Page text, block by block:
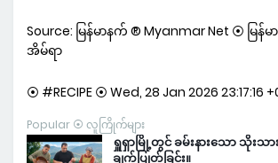
Source: မြန်မာနက် ® Myanmar Net ⦿ မြ
အိမ်ရာ
⦿ #RECIPE ⦿ Wed, 28 Jan 2026 23:17:16
Popular ⦿ လူကြိုက်များ
ရှူရှာမြို့တွင် ခမ်းနားသော သိုးသ
ချက်ပြုတ်ခြင်း။